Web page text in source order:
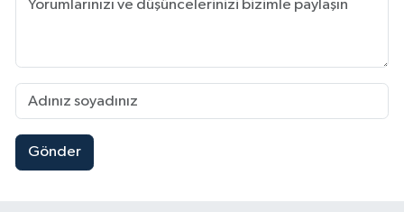
Gönder
17:19 |Kahramanmaraşlı İşçi Adana'daki Tünel